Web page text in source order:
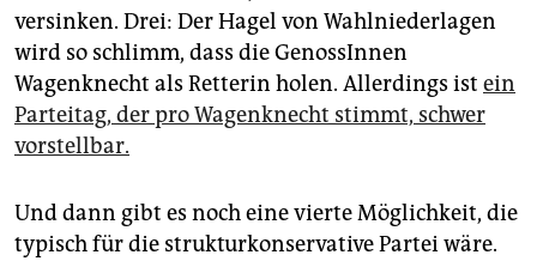
versinken. Drei: Der Hagel von Wahlniederlagen
wird so schlimm, dass die GenossInnen
Wagenknecht als Retterin holen. Allerdings ist ein
Parteitag, der pro Wagenknecht stimmt, schwer
vorstellbar.
Und dann gibt es noch eine vierte Möglichkeit, die
typisch für die strukturkonservative Partei wäre.